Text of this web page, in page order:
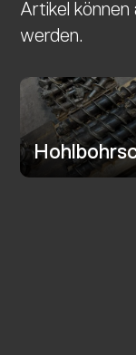
Artikel können
werden.